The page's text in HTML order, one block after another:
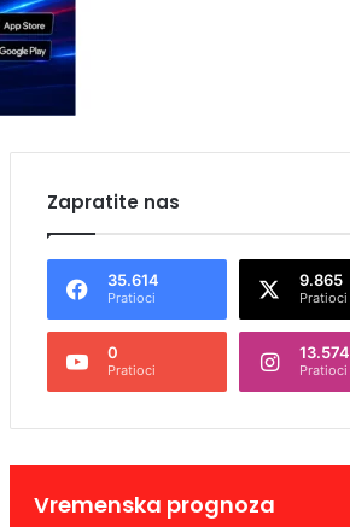
Zapratite nas
35.614
Pratioci
9.865
Pratioci
0
Pratioci
13.574
Pratioci
Vremenska prognoza